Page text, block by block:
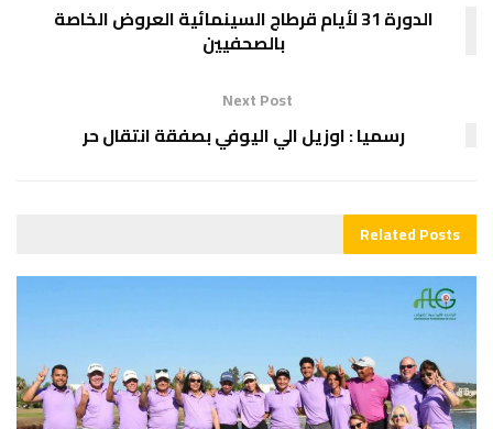
الدورة 31 لأيام قرطاج السينمائية العروض الخاصة
بالصحفيين
Next Post
رسميا : اوزيل الي اليوفي بصفقة انتقال حر
RelatedPosts